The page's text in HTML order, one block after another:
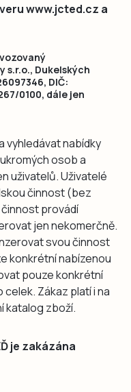
www.jcted.cz a
Dukelských
DIČ:
0100, dále jen
vyhledávat nabídky
osob a
uživatelů. Uživatelé
činnost (bez
provádí
jen nekomerčně.
svou činnost
konkrétní nabízenou
pouze konkrétní
celek. Zákaz platí i na
katalog zboží.
je zakázána